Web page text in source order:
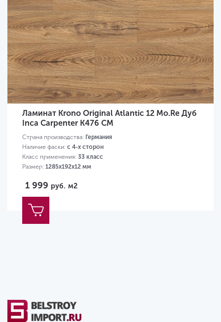
Ламинат Krono Original Atlantic 12 Mo.Re Дуб
Inca Carpenter К476 CM
Страна производства: Германия
Наличие фаски: с 4-х сторон
Класс применения: 33 класс
Размер: 1285х192х12 мм
1 999 руб. м2